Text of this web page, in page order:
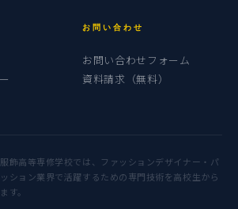
お問い合わせ
お問い合わせフォーム
資料請求（無料）
飾高等専修学校では、ファッションデザイナー・パ
ション業界で活躍するための専門技術を高校生から
す。